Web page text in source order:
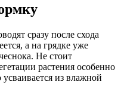
сразу после схода
а на грядке уже
Не стоит
растения особенно
из влажной